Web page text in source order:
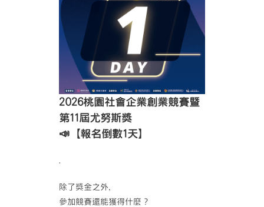
2026桃園社會企業創業競賽暨
第11屆尤努斯獎
📣【報名倒數1天】
.
除了獎金之外，
參加競賽還能獲得什麼？